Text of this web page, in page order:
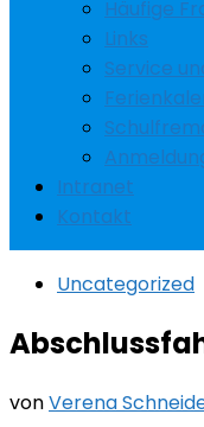
Häufige
Links
Service
Intranet
Kontakt
Uncategorized
vonVerena